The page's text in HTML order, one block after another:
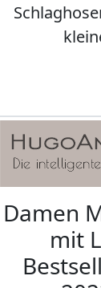
Damen
mit